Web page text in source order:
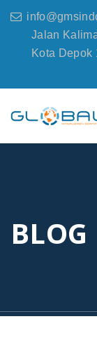
Jalan
Kota Depok
BLOG